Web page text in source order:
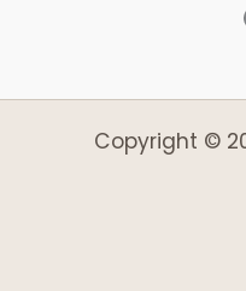
Copyright ©